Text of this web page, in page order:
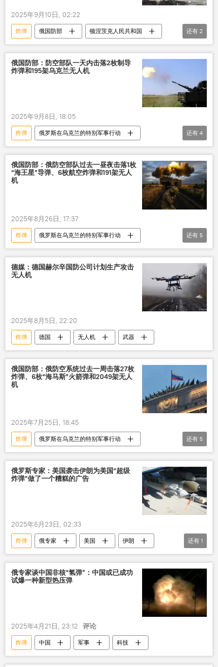
2025年9月10日, 02:22
炸弹 俄国防部
顿涅茨克人民共和国
泽连斯基
谎言
还有 2
俄国防部：防空部队一天内击落2枚制导
炸弹和195架乌克兰无人机
2025年9月8日, 18:05
炸弹
俄罗斯在乌克兰的特别军事行动
俄罗斯
乌克兰冲突
防空部队
无人机
还有 4
俄国防部：俄防空部队过去一昼夜击落1枚
“海王星”导弹、6枚航空炸弹和191架无人
机
2025年8月26日, 17:37
炸弹
俄罗斯在乌克兰的特别军事行动
俄罗斯
乌克兰冲突
防空系统
无人机
导弹
还有 5
德媒：德国赫尔辛国防公司计划生产攻击
无人机
2025年8月5日, 22:20
炸弹 德国 无人机 武器
俄国防部：俄防空系统过去一周击落27枚
炸弹、6枚“海马斯”火箭弹和2049架无人
机
2025年7月25日, 18:45
炸弹
俄罗斯在乌克兰的特别军事行动
无人机
防空系统
俄罗斯
乌克兰冲突
俄国防部
还有 5
俄罗斯专家：美国袭击伊朗为美国“超级
炸弹”做了一个糟糕的广告
2025年6月23日, 02:33
炸弹 俄专家 美国
伊朗
袭击
还有 1
俄专家谈中国非核“氢弹”：中国或已成功
试爆一种新型热压弹
2025年4月21日, 23:12 评论
炸弹 中国 军事 科技